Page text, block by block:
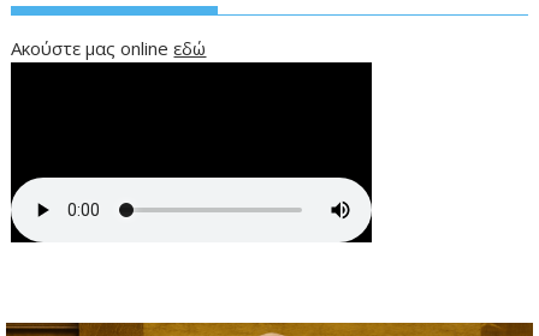
Ακούστε μας onlineεδώ